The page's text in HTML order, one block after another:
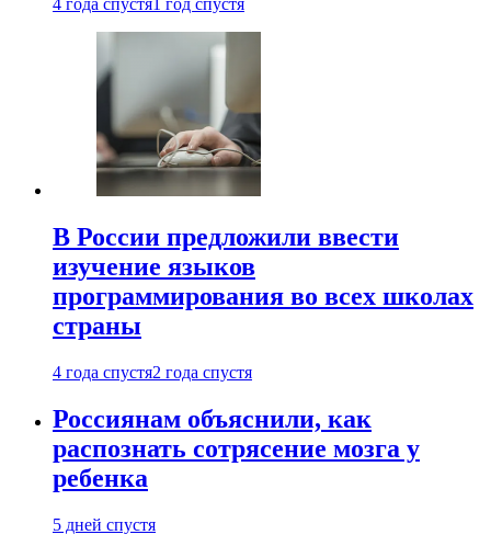
4 года спустя 1 год спустя
В России предложили ввести
изучение языков
программирования во всех школах
страны
4 года спустя2 года спустя
Россиянам объяснили, как
распознать сотрясение мозга у
ребенка
5 дней спустя